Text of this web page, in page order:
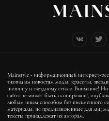
Mainstyle - информационный интернет-
значимым новостям моды, красоты,
шопингу и звездному стилю. Внимание! Ни
сайта не может быть скопирована,
любым иным способом без письменного
материалы, не предназначенные для лиц
тексты принадлежат их авторам.